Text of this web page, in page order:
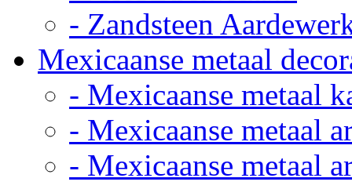
- Zandsteen
Mexicaanse metaal
- Mexicaanse metaal
- Mexicaanse metaal
- Mexicaanse metaal